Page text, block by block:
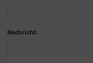
Nachricht: